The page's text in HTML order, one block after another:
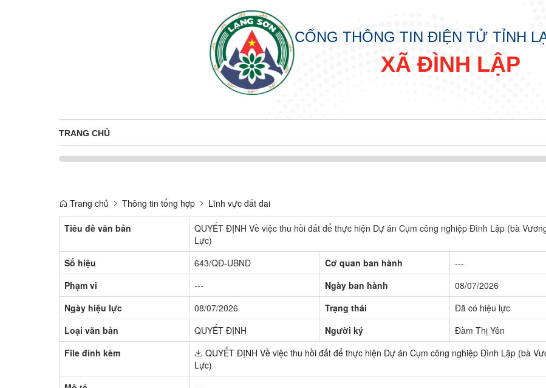
CỔNG THÔNG TIN ĐIỆN TỬ TỈNH
XÃ ĐÌNH LẬP
TRANG CHỦ
Trang chủ Thông tin tổng hợp Lĩnh vực đất đai
Tiêu đề văn bản
QUYẾT ĐỊNH Về việc thu hồi đất để thực hiện Dự án Cụm công nghiệp Đình Lập (bà
Lực)
Số hiệu
643/QĐ-UBND Cơ quan ban hành
---
Phạm vi
--- Ngày ban hành
08/07/2026
Ngày hiệu lực
08/07/2026 Trạng thái
Đã có hiệu lực
Loại văn bản
QUYẾT ĐỊNH Người ký
Đàm Thị Yên
File đính kèm
QUYẾT ĐỊNH Về việc thu hồi đất để thực hiện Dự án Cụm công nghiệp Đình Lập (bà
Lực)